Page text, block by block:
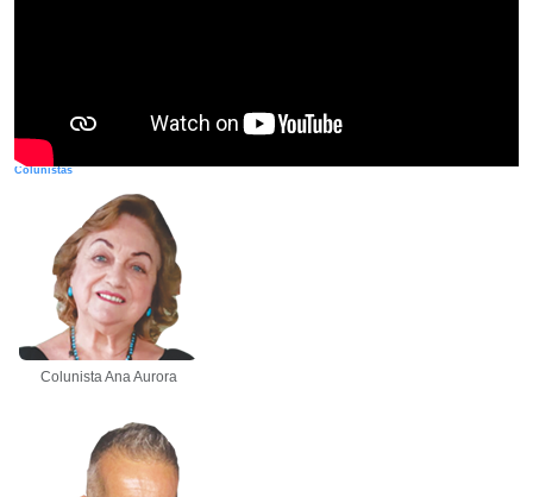
Colunistas
Colunista Ana Aurora